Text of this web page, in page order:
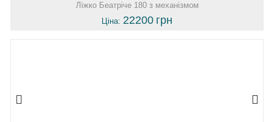
Ліжко Беатріче 180 з механізмом
Ціна: 22200 грн